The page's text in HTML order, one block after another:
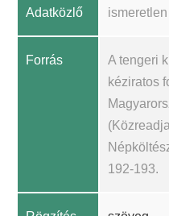
Adatközlő ismeretlen
Forrás
A tengeri
kéziratos
192-193.